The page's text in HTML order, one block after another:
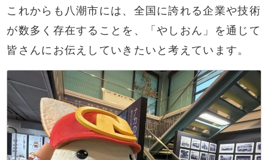
これからも八潮市には、全国に誇れる企業や技術
が数多く存在することを、「やしおん」を通じて
皆さんにお伝えしていきたいと考えています。